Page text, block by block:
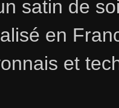
satin de
en
et